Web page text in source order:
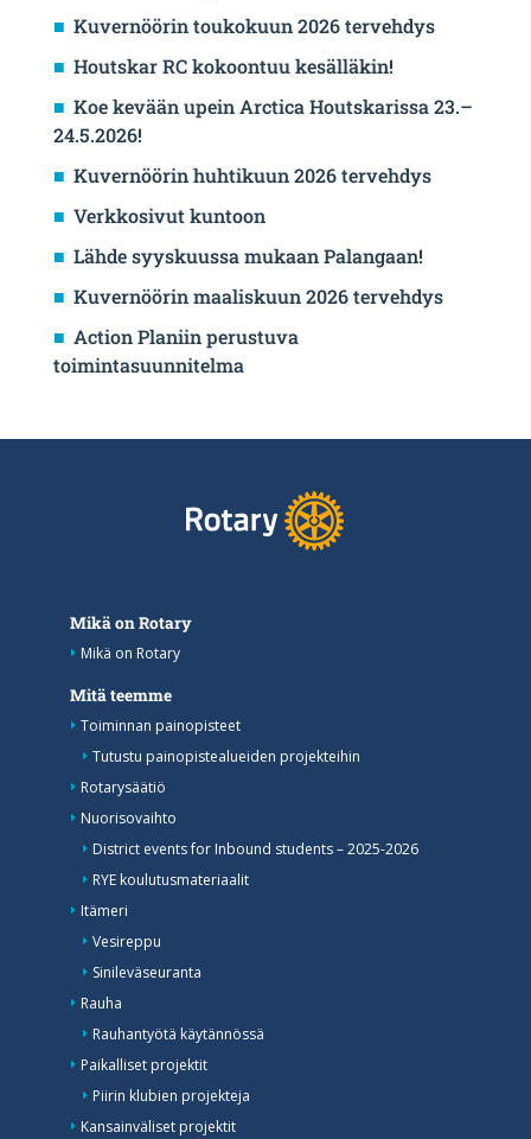
Kuvernöörin toukokuun 2026 tervehdys
Houtskar RC kokoontuu kesälläkin!
Koe kevään upein Arctica Houtskarissa 23.–
24.5.2026!
Kuvernöörin huhtikuun 2026 tervehdys
Verkkosivut kuntoon
Lähde syyskuussa mukaan Palangaan!
Kuvernöörin maaliskuun 2026 tervehdys
Action Planiin perustuva
toimintasuunnitelma
Mikä on Rotary
Mikä on Rotary
Mitä teemme
Toiminnan painopisteet
Tutustu painopistealueiden projekteihin
Rotarysäätiö
Nuorisovaihto
District events for Inbound students – 2025-2026
RYE koulutusmateriaalit
Itämeri
Vesireppu
Sinileväseuranta
Rauha
Rauhantyötä käytännössä
Paikalliset projektit
Piirin klubien projekteja
Kansainväliset projektit